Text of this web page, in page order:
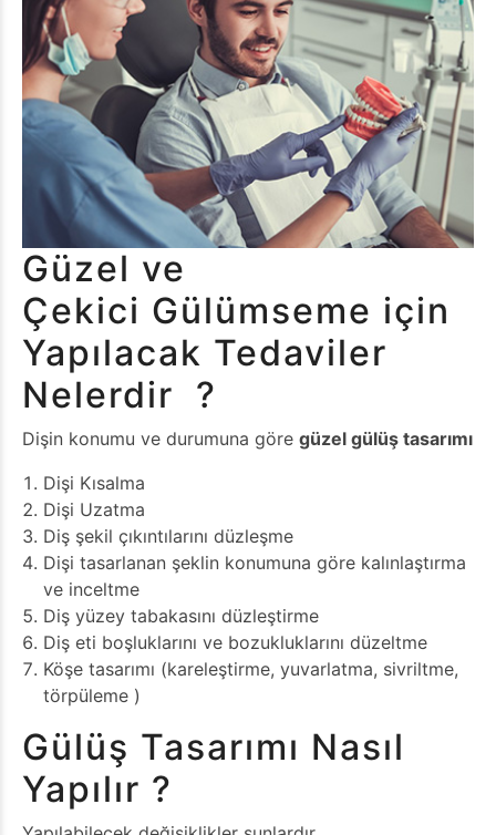
Güzel ve
Çekici Gülümseme için
Yapılacak Tedaviler
Nelerdir ?
Dişin konumu ve durumuna göre güzel gülüş tasarımı
Dişi Kısalma
Dişi Uzatma
Diş şekil çıkıntılarını düzleşme
Dişi tasarlanan şeklin konumuna göre kalınlaştırma
ve inceltme
Diş yüzey tabakasını düzleştirme
Diş eti boşluklarını ve bozukluklarını düzeltme
Köşe tasarımı (kareleştirme, yuvarlatma, sivriltme,
törpüleme )
Gülüş Tasarımı Nasıl
Yapılır ?